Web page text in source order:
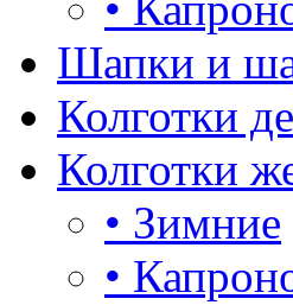
Шапки и
Колготки
Колготки
• Зимние
•